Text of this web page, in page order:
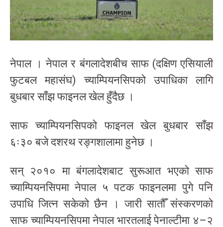
नेपाल । नेपाल र बंगलादेशबीच साफ (दक्षिण एसियाली
फुटबल महासंघ) च्याम्पियनसिपको उपाधिका लागि
बुधबार साँझ फाइनल खेल हुँदैछ ।
साफ च्याम्पियनसिपको फाइनल खेल बुधबार साँझ
६ः३० बजे दशरथ रङ्गशालामा हुनेछ ।
सन् २०१० मा बंगलादेशबाट सुरूआत भएको साफ
च्याम्पियनसिपमा नेपाल ५ पटक फाइनलमा पुगे पनि
उपाधि जित्न सकेको छैन । जारी सातौँ संस्करणको
साफ च्याम्पियनसिपमा नेपाल भारतलाई पेनाल्टीमा ४–२